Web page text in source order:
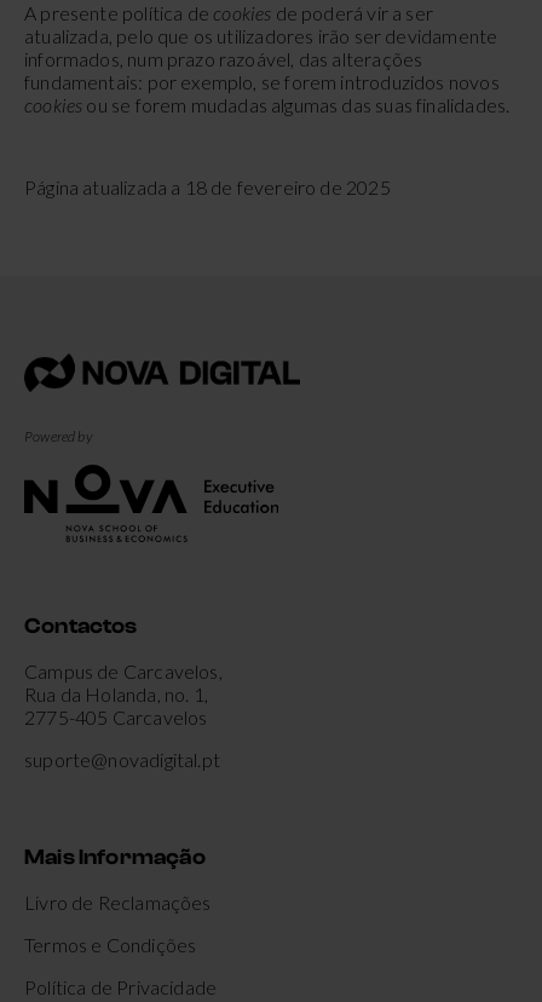
A presente política decookies de poderá vir a ser
atualizada, pelo que os utilizadores irão ser devidamente
informados, num prazo razoável, das alterações
fundamentais: por exemplo, se forem introduzidos novos
cookies ou se forem mudadas algumas das suas finalidades.
Página atualizada a 18 de fevereiro de 2025
Powered by
Contactos
Campus de Carcavelos,
Rua da Holanda, no. 1,
2775-405 Carcavelos
suporte@novadigital.pt
Mais Informação
Livro de Reclamações
Termos e Condições
Política de Privacidade